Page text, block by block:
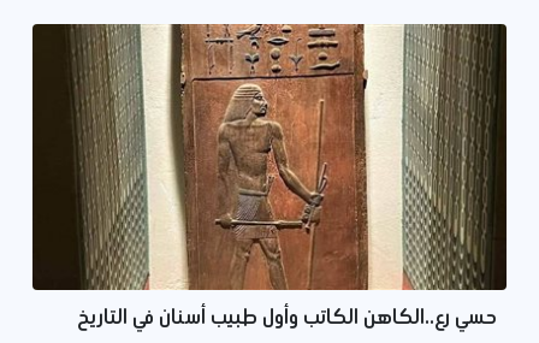
حسي رع..الكاهن الكاتب وأول طبيب أسنان في التاريخ